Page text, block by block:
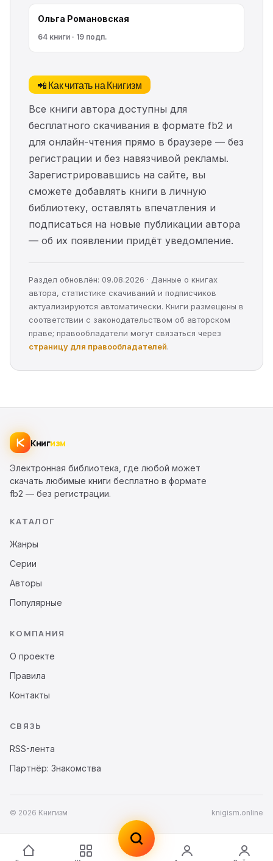
Ольга Романовская
64 книги · 19 подп.
📲 Как читать на Книгизм
Все книги автора доступны для
бесплатного скачивания в формате fb2 и
для онлайн-чтения прямо в браузере — без
регистрации и без навязчивой рекламы.
Зарегистрировавшись на сайте, вы
сможете добавлять книги в личную
библиотеку, оставлять впечатления и
подписаться на новые публикации автора
— об их появлении придёт уведомление.
Раздел обновлён: 09.08.2026 · Данные о книгах
автора, статистике скачиваний и подписчиков
актуализируются автоматически. Книги размещены в
соответствии с законодательством об авторском
праве; правообладатели могут связаться через
страницу для правообладателей.
Книгизм
Электронная библиотека, где любой может
скачать любимые книги бесплатно в формате
fb2 — без регистрации.
КАТАЛОГ
Жанры
Серии
Авторы
Популярные
КОМПАНИЯ
О проекте
Правила
Контакты
СВЯЗЬ
RSS-лента
Партнёр: Знакомства
© 2026 Книгизм knigism.online